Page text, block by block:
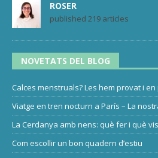
ROSER
published 219 articles
NOVETATS DEL BLOG
Calces menstruals? Les hem provat i
Viatge en tren nocturn a París – La
La Cerdanya amb nens: què fer i què
Com escollir un bon quadern d’estiu